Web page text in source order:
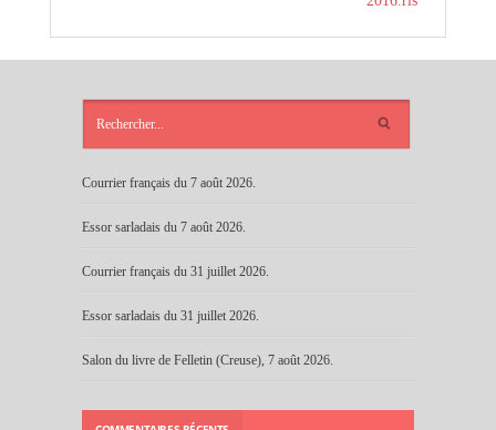
Courrier français du 7 août 2026.
Essor sarladais du 7 août 2026.
Courrier français du 31 juillet 2026.
Essor sarladais du 31 juillet 2026.
Salon du livre de Felletin (Creuse), 7 août 2026.